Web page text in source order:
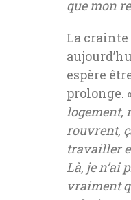
que mon
La crainte
espère
prolonge. «
logement,
rouvrent,
travailler
Là, je n’ai
vraiment